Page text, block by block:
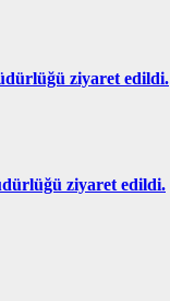
ziyaret edildi.
ziyaret edildi.